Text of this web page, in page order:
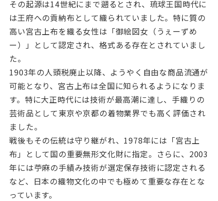
その起源は14世紀にまで遡るとされ、琉球王国時代に
は王府への貢納布として織られていました。特に質の
高い宮古上布を織る女性は「御絵図女（うぇーずめ
ー）」として認定され、格式ある存在とされていまし
た。
1903年の人頭税廃止以降、ようやく自由な商品流通が
可能となり、宮古上布は全国に知られるようになりま
す。特に大正時代には技術が最高潮に達し、手織りの
芸術品として東京や京都の着物業界でも高く評価され
ました。
戦後もその伝統は守り継がれ、1978年には「宮古上
布」として国の重要無形文化財に指定。さらに、2003
年には苧麻の手績み技術が選定保存技術に認定される
など、日本の織物文化の中でも極めて重要な存在とな
っています。